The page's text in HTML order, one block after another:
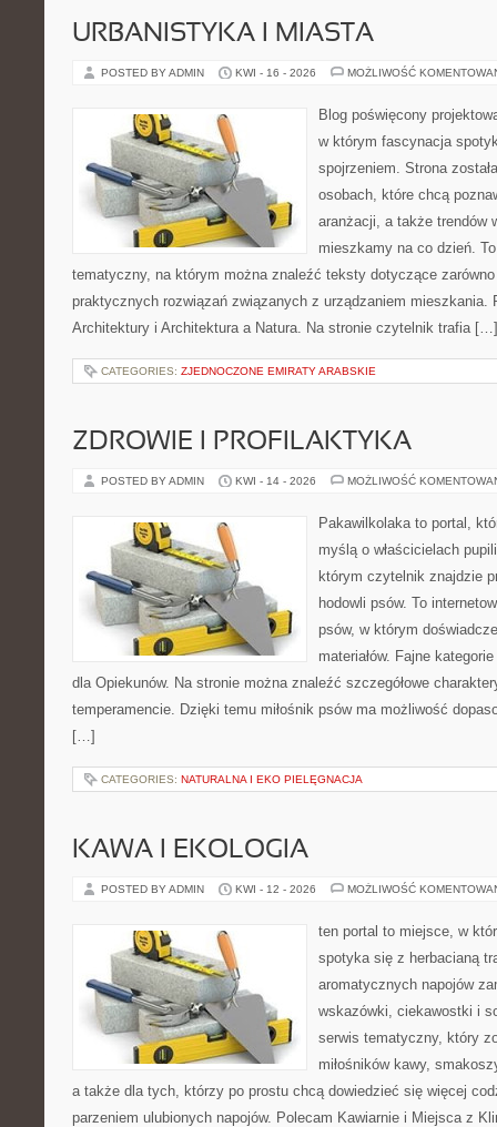
URBANISTYKA I MIASTA
POSTED BY ADMIN KWI - 16 - 2026 MOŻLIWOŚĆ
Blog poświęcony
w którym fascynacja
spojrzeniem. Strona
osobach, które chcą
aranżacji, a także trendów
mieszkamy na co dzień.
tematyczny, na którym można znaleźć teksty dotyczące
praktycznych rozwiązań związanych z urządzaniem mieszkania.
Architektury i Architektura a Natura. Na stronie czytelnik trafia […]
CATEGORIES: ZJEDNOCZONE EMIRATY ARABSKIE
ZDROWIE I PROFILAKTYKA
POSTED BY ADMIN KWI - 14 - 2026 MOŻLIWOŚĆ
Pakawilkolaka to portal,
myślą o właścicielach
którym czytelnik znajdzie
hodowli psów. To
psów, w którym
materiałów. Fajne
dla Opiekunów. Na stronie można znaleźć szczegółowe
temperamencie. Dzięki temu miłośnik psów ma możliwość
[…]
CATEGORIES: NATURALNA I EKO PIELĘGNACJA
KAWA I EKOLOGIA
POSTED BY ADMIN KWI - 12 - 2026 MOŻLIWOŚĆ
ten portal to miejsce, w
spotyka się z herbacianą
aromatycznych napojów
wskazówki, ciekawostki i
serwis tematyczny, który
miłośników kawy,
a także dla tych, którzy po prostu chcą dowiedzieć się więcej
parzeniem ulubionych napojów. Polecam Kawiarnie i Miejsca z